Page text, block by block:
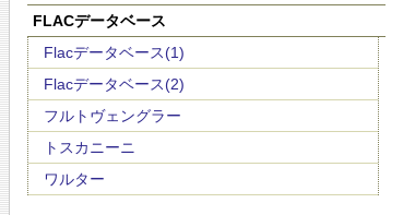
FLACデータベース
Flacデータベース(1)
Flacデータベース(2)
フルトヴェングラー
トスカニーニ
ワルター